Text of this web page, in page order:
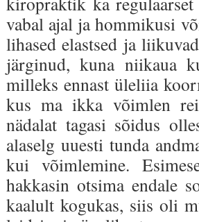
vabal ajal ja hommikusi
lihased elastsed ja
järginud, kuna niikaua
milleks ennast üleliia
kus ma ikka võimlen
nädalat tagasi sõidus
alaselg uuesti tunda
kui võimlemine.
hakkasin otsima endale
kaalult kogukas, siis oli